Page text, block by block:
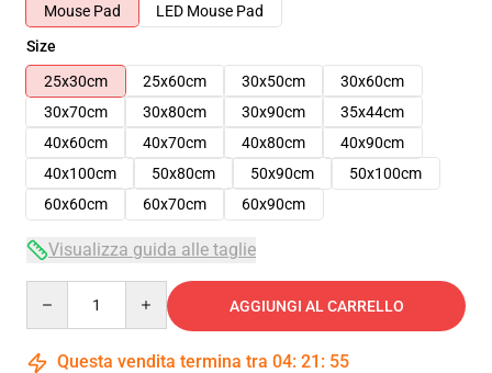
Mouse Pad
LED Mouse Pad
Size
25x30cm
25x60cm 30x50cm
30x60cm
30x70cm
30x80cm 30x90cm
35x44cm
40x60cm
40x70cm 40x80cm
40x90cm
40x100cm
50x80cm 50x90cm
50x100cm
60x60cm
60x70cm 60x90cm
Visualizza guida alle taglie
AGGIUNGI AL CARRELLO
Questa vendita termina tra 04: 21 : 54